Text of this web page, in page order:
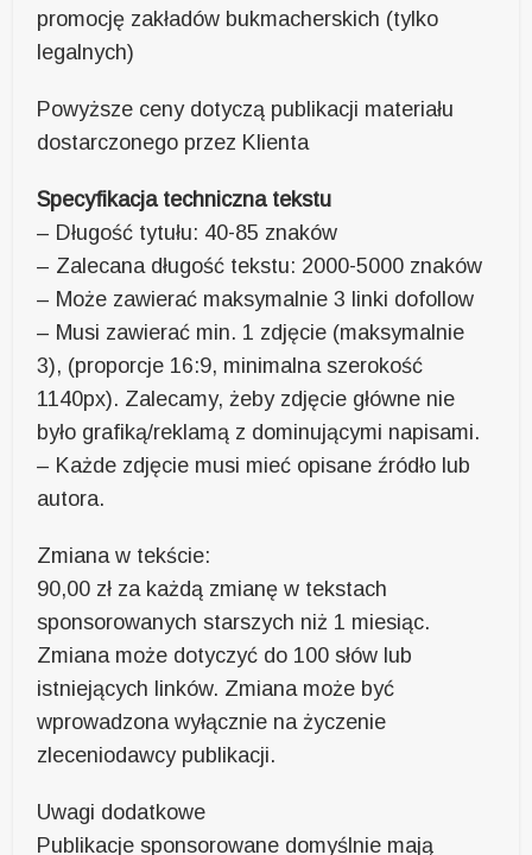
promocję zakładów bukmacherskich (tylko
legalnych)
Powyższe ceny dotyczą publikacji materiału
dostarczonego przez Klienta
Specyfikacja techniczna tekstu
– Długość tytułu: 40-85 znaków
– Zalecana długość tekstu: 2000-5000 znaków
– Może zawierać maksymalnie 3 linki dofollow
– Musi zawierać min. 1 zdjęcie (maksymalnie
3), (proporcje 16:9, minimalna szerokość
1140px). Zalecamy, żeby zdjęcie główne nie
było grafiką/reklamą z dominującymi napisami.
– Każde zdjęcie musi mieć opisane źródło lub
autora.
Zmiana w tekście:
90,00 zł za każdą zmianę w tekstach
sponsorowanych starszych niż 1 miesiąc.
Zmiana może dotyczyć do 100 słów lub
istniejących linków. Zmiana może być
wprowadzona wyłącznie na życzenie
zleceniodawcy publikacji.
Uwagi dodatkowe
Publikacje sponsorowane domyślnie mają